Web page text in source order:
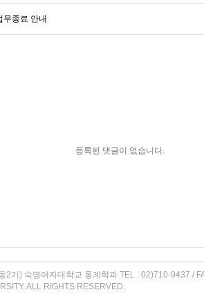
무종료 안내
등록된 댓글이 없습니다.
가) 숙명여자대학교 통계학과 TEL : 02)710-9437 /
ALL RIGHTS RESERVED.